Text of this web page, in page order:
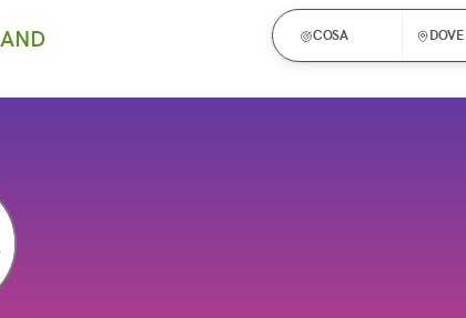
COSA DOVE